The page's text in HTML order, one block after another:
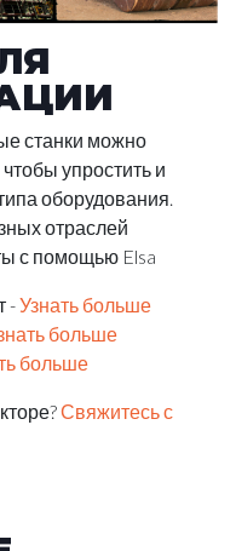
станки можно
упростить и
оборудования.
отраслей
с помощью Elsa
-Узнать больше
больше
больше
Свяжитесь с